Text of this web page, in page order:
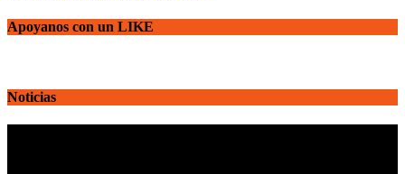
Apoyanos con un LIKE
Noticias